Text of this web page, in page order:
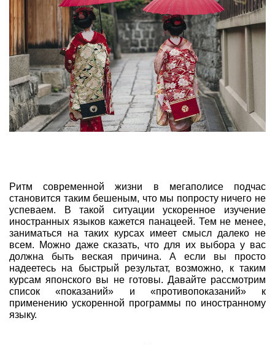
Ритм современной жизни в мегаполисе подчас
становится таким бешеным, что мы попросту ничего не
успеваем. В такой ситуации ускоренное изучение
иностранных языков кажется панацеей. Тем не менее,
заниматься на таких курсах имеет смысл далеко не
всем. Можно даже сказать, что для их выбора у вас
должна быть веская причина. А если вы просто
надеетесь на быстрый результат, возможно, к таким
курсам японского вы не готовы. Давайте рассмотрим
список «показаний» и «противопоказаний» к
применению ускоренной программы по иностранному
языку.